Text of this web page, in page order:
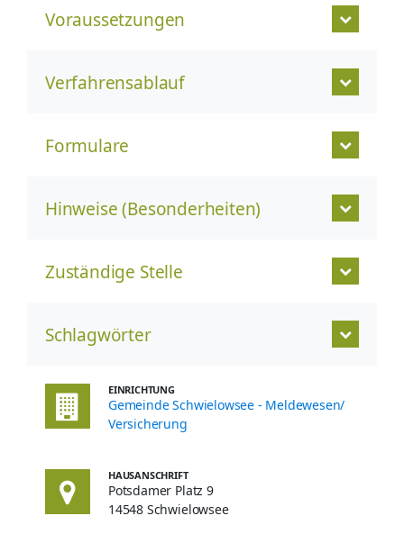
Voraussetzungen
Verfahrensablauf
Formulare
Hinweise (Besonderheiten)
Zuständige Stelle
Schlagwörter
EINRICHTUNG
Gemeinde Schwielowsee - Meldewesen/
Versicherung
HAUSANSCHRIFT
Potsdamer Platz 9
14548 Schwielowsee